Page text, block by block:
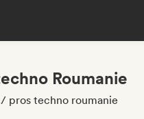
Roumanie
pros techno roumanie